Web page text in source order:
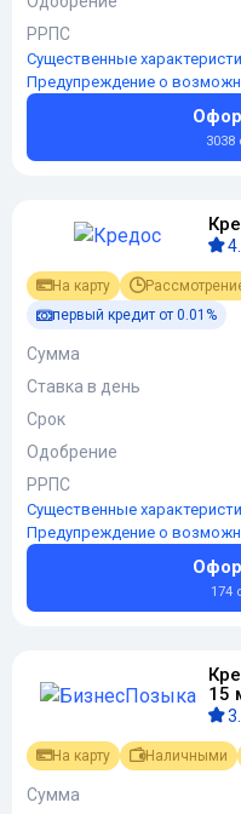
РРПС
Существенные
Предупреждение о
На карту
первый кредит от 0.01%
Сумма
Ставка в день
Срок
Одобрение
РРПС
Существенные
Предупреждение о
174
15
На карту Наличными
Сумма